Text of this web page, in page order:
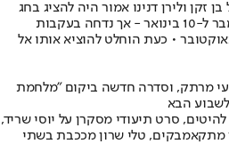
זקן ולירן דנינו אמור היה להציג בחג
החנוכה בין התאריכים 18 בנובמבר ל-10 בינואר - אך נדחה בעקבות
חרבות ברזל ואירועי 7 באוקטובר • כעת הוחלט להוציא אותו אל
מרתק, וסדרה חדשה ביקום "מלחמת
הבא
סרט תיעודי מסקרן על יוסי שריד,
מתקאמבקים, טלי שרון מככבת בשתי